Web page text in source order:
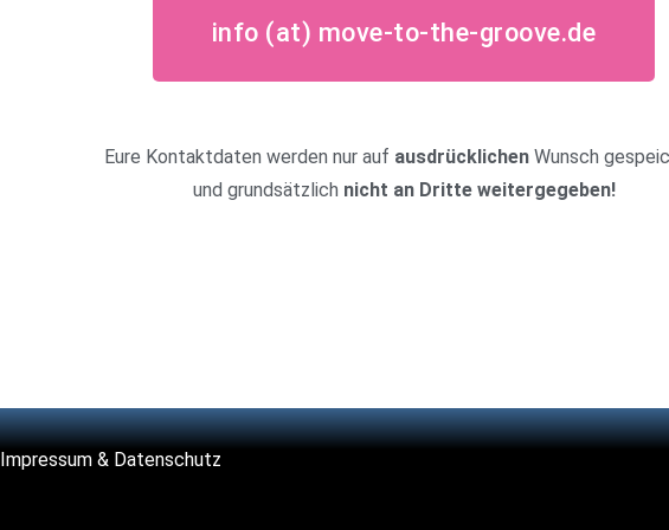
info (at) move-to-the-groove.de
Eure Kontaktdaten werden nur auf ausdrücklichenWunsch
und grundsätzlich nicht an Dritte weitergegeben!
Impressum & Datenschutz